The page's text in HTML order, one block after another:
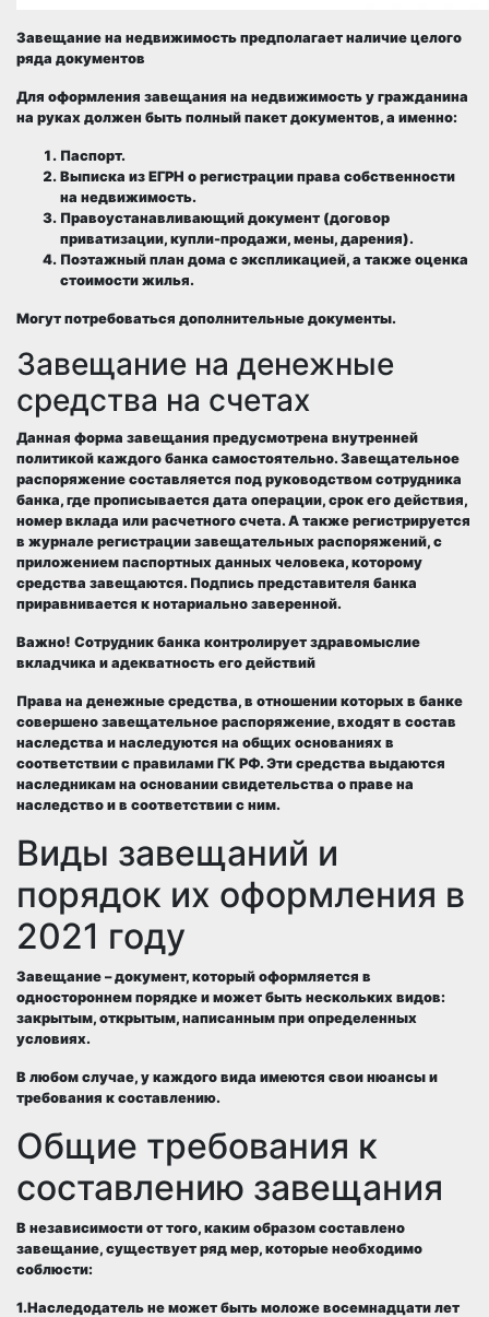
Завещание на недвижимость предполагает наличие целого
ряда документов
Для оформления завещания на недвижимость у гражданина
на руках должен быть полный пакет документов, а именно:
Паспорт.
Выписка из ЕГРН о регистрации права собственности
на недвижимость.
Правоустанавливающий документ (договор
приватизации, купли-продажи, мены, дарения).
Поэтажный план дома с экспликацией, а также оценка
стоимости жилья.
Могут потребоваться дополнительные документы.
Завещание на денежные
средства на счетах
Данная форма завещания предусмотрена внутренней
политикой каждого банка самостоятельно. Завещательное
распоряжение составляется под руководством сотрудника
банка, где прописывается дата операции, срок его действия,
номер вклада или расчетного счета. А также регистрируется
в журнале регистрации завещательных распоряжений, с
приложением паспортных данных человека, которому
средства завещаются. Подпись представителя банка
приравнивается к нотариально заверенной.
Важно! Сотрудник банка контролирует здравомыслие
вкладчика и адекватность его действий
Права на денежные средства, в отношении которых в банке
совершено завещательное распоряжение, входят в состав
наследства и наследуются на общих основаниях в
соответствии с правилами ГК РФ. Эти средства выдаются
наследникам на основании свидетельства о праве на
наследство и в соответствии с ним.
Виды завещаний и
порядок их оформления в
2021 году
Завещание – документ, который оформляется в
одностороннем порядке и может быть нескольких видов:
закрытым, открытым, написанным при определенных
условиях.
В любом случае, у каждого вида имеются свои нюансы и
требования к составлению.
Общие требования к
составлению завещания
В независимости от того, каким образом составлено
завещание, существует ряд мер, которые необходимо
соблюсти:
1.Наследодатель не может быть моложе восемнадцати лет